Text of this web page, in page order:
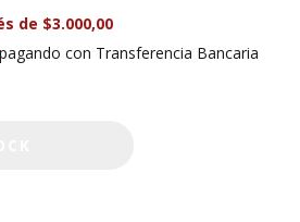
de $3.000,00
pagando con Transferencia Bancaria